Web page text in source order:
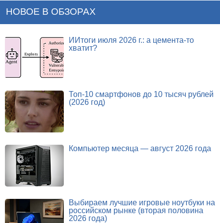
НОВОЕ В ОБЗОРАХ
ИИтоги июля 2026 г.: а цемента-то
хватит?
Топ-10 смартфонов до 10 тысяч рублей
(2026 год)
Компьютер месяца — август 2026 года
Выбираем лучшие игровые ноутбуки на
российском рынке (вторая половина
2026 года)